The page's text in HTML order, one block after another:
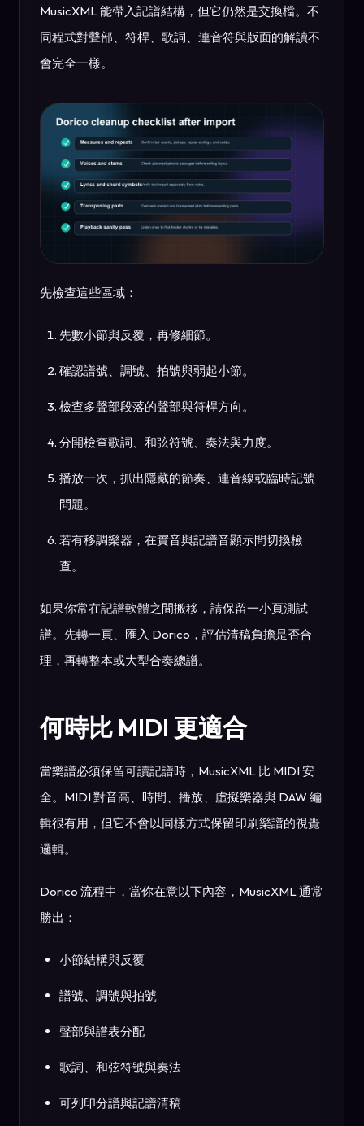
MusicXML 能帶入記譜結構，但它仍然是交換檔。不
同程式對聲部、符桿、歌詞、連音符與版面的解讀不
會完全一樣。
先檢查這些區域：
先數小節與反覆，再修細節。
確認譜號、調號、拍號與弱起小節。
檢查多聲部段落的聲部與符桿方向。
分開檢查歌詞、和弦符號、奏法與力度。
播放一次，抓出隱藏的節奏、連音線或臨時記號
問題。
若有移調樂器，在實音與記譜音顯示間切換檢
查。
如果你常在記譜軟體之間搬移，請保留一小頁測試
譜。先轉一頁、匯入 Dorico，評估清稿負擔是否合
理，再轉整本或大型合奏總譜。
何時比 MIDI 更適合
當樂譜必須保留可讀記譜時，MusicXML 比 MIDI 安
全。MIDI 對音高、時間、播放、虛擬樂器與 DAW 編
輯很有用，但它不會以同樣方式保留印刷樂譜的視覺
邏輯。
Dorico 流程中，當你在意以下內容，MusicXML 通常
勝出：
小節結構與反覆
譜號、調號與拍號
聲部與譜表分配
歌詞、和弦符號與奏法
可列印分譜與記譜清稿